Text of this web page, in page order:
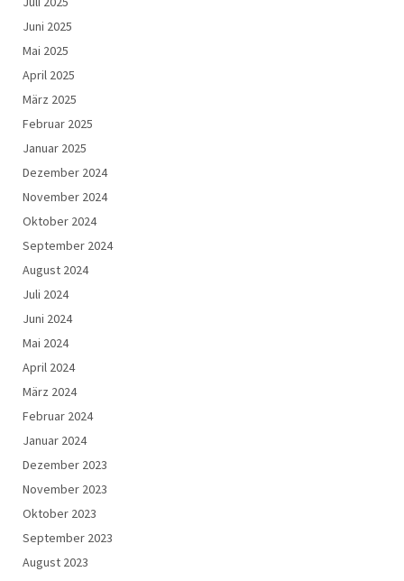
Juni 2025
Mai 2025
April 2025
März 2025
Februar 2025
Januar 2025
Dezember 2024
November 2024
Oktober 2024
September 2024
August 2024
Juli 2024
Juni 2024
Mai 2024
April 2024
März 2024
Februar 2024
Januar 2024
Dezember 2023
November 2023
Oktober 2023
September 2023
August 2023